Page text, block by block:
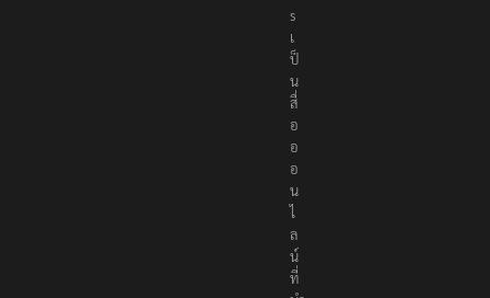
s
เ
ป็
น
สื่
อ
อ
อ
น
ไ
ล
น์
ที่